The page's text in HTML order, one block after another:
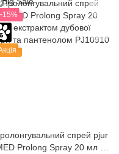
спрей pjur
Prolong Spray 20 мл із